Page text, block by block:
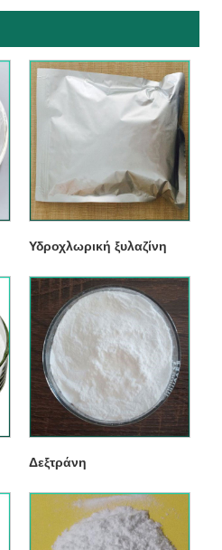
Υδροχλωρική ξυλαζίνη
Δεξτράνη